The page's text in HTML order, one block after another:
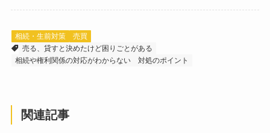
相続・生前対策
売買
売る、貸すと決めたけど困りごとがある
相続や権利関係の対応がわからない
対処のポイント
関連記事